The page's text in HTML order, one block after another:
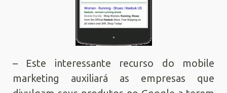
– Este interessante recurso do mobile
marketing auxiliará as empresas que